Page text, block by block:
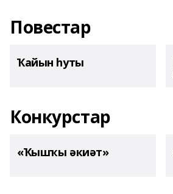
Повестар
Ҡайын һуты
Конкурстар
«Ҡышҡы әкиәт»